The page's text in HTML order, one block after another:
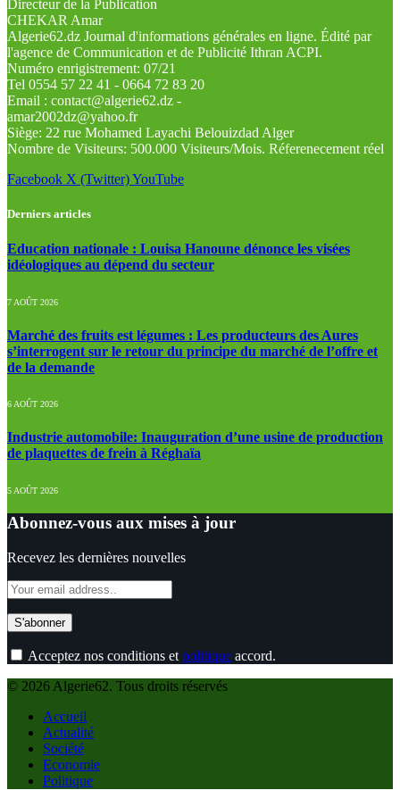
Directeur de la Publication
CHEKAR Amar
Algerie62.dz Journal d'informations générales en ligne. Édité par
l'agence de Communication et de Publicité Ithran ACPI.
Numéro enrigistrement: 07/21
Tel 0554 57 22 41 - 0664 72 83 20
Email : contact@algerie62.dz -
amar2002dz@yahoo.fr
Siège: 22 rue Mohamed Layachi Belouizdad Alger
Nombre de Visiteurs: 500.000 Visiteurs/Mois. Réferenecement réel
Facebook X (Twitter)YouTube
Derniers articles
Education nationale : Louisa Hanoune dénonce les visées
idéologiques au dépend du secteur
7 AOÛT 2026
Marché des fruits est légumes : Les producteurs des Aures
s’interrogent sur le retour du principe du marché de l’offre et
de la demande
6 AOÛT 2026
Industrie automobile: Inauguration d’une usine de production
de plaquettes de frein à Réghaïa
5 AOÛT 2026
Abonnez-vous aux mises à jour
Recevez les dernières nouvelles
Acceptez nos conditions et politique accord.
© 2026 Algerie62. Tous droits réservés
Accueil
Actualité
Société
Economie
Politique